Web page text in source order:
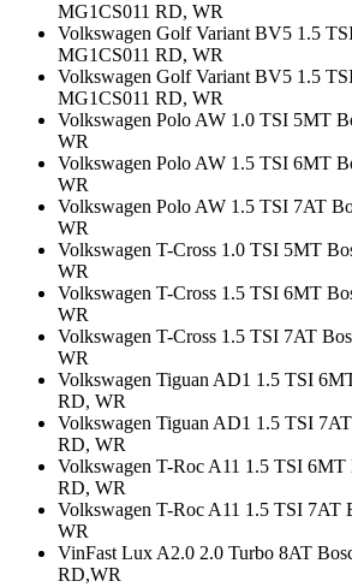
MG1CS011 RD, WR
Volkswagen Golf Variant BV5 1.5
MG1CS011 RD, WR
Volkswagen Golf Variant BV5 1.5
MG1CS011 RD, WR
Volkswagen Polo AW 1.0 TSI 5MT
WR
Volkswagen Polo AW 1.5 TSI 6MT
WR
Volkswagen Polo AW 1.5 TSI 7AT
WR
Volkswagen T-Cross 1.0 TSI 5MT
WR
Volkswagen T-Cross 1.5 TSI 6MT
WR
Volkswagen T-Cross 1.5 TSI 7AT
WR
Volkswagen Tiguan AD1 1.5 TSI
RD, WR
Volkswagen Tiguan AD1 1.5 TSI
RD, WR
Volkswagen T-Roc A11 1.5 TSI 6MT
RD, WR
Volkswagen T-Roc A11 1.5 TSI 7AT
WR
VinFast Lux A2.0 2.0 Turbo 8AT
RD,WR